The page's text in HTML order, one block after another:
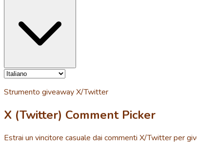
Strumento giveaway X/Twitter
X (Twitter) Comment Picker
Estrai un vincitore casuale dai commenti X/Twitter per